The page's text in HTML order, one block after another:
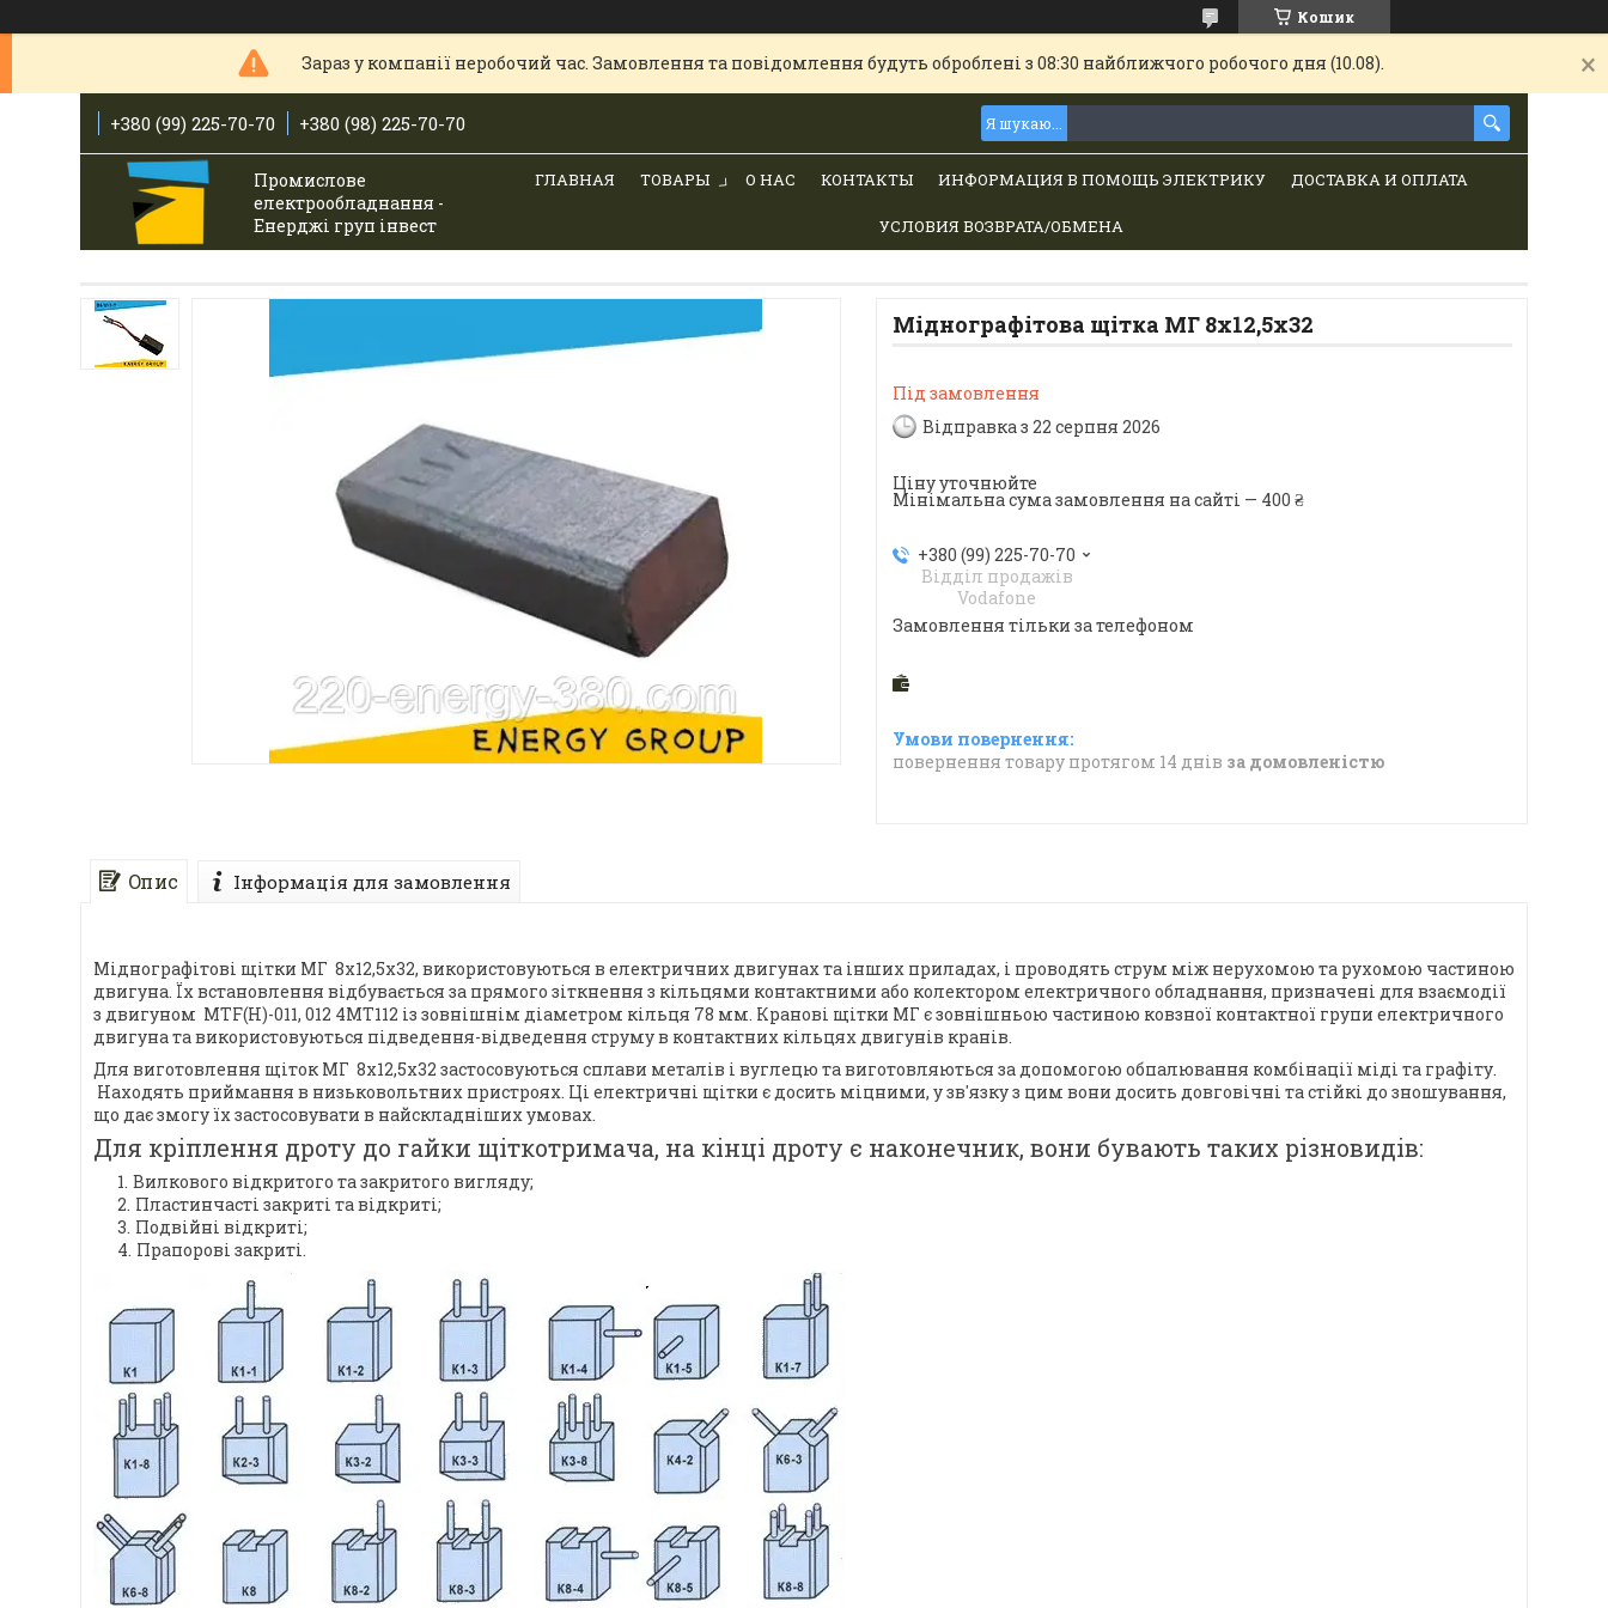
Кошик
Зараз у компанії неробочий час. Замовлення та повідомлення будуть оброблені з 08:30 найближчого робочого дня (10.08).
+380 (99) 225-70-70 +380 (98) 225-70-70
Промислове
електрообладнання -
Енерджі груп інвест
ГЛАВНАЯ ТОВАРЫ О НАС КОНТАКТЫ ИНФОРМАЦИЯ В ПОМОЩЬ ЭЛЕКТРИКУ ДОСТАВКА И ОПЛАТА
УСЛОВИЯ ВОЗВРАТА/ОБМЕНА
Міднографітова щітка МГ 8х12,5х32
Під замовлення
Відправка з 22 серпня 2026
Ціну уточнюйте
Мінімальна сума замовлення на сайті — 400 ₴
+380 (99) 225-70-70
Відділ продажів
Vodafone
Замовлення тільки за телефоном
повернення товару протягом 14 днів за домовленістю
Опис Інформація для замовлення
Міднографітові щітки МГ 8х12,5х32, використовуються в електричних двигунах та інших приладах, і проводять струм між нерухомою та рухомою частиною
двигуна. Їх встановлення відбувається за прямого зіткнення з кільцями контактними або колектором електричного обладнання, призначені для взаємодії
з двигуном МТF(Н)-011, 012 4МТ112 із зовнішнім діаметром кільця 78 мм. Кранові щітки МГ є зовнішньою частиною ковзної контактної групи електричного
двигуна та використовуються підведення-відведення струму в контактних кільцях двигунів кранів.
Для виготовлення щіток МГ 8х12,5х32 застосовуються сплави металів і вуглецю та виготовляються за допомогою обпалювання комбінації міді та графіту.
Находять приймання в низьковольтних пристроях. Ці електричні щітки є досить міцними, у зв'язку з цим вони досить довговічні та стійкі до зношування,
що дає змогу їх застосовувати в найскладніших умовах.
Для кріплення дроту до гайки щіткотримача, на кінці дроту є наконечник, вони бувають таких різновидів:
Вилкового відкритого та закритого вигляду;
Пластинчасті закриті та відкриті;
Подвійні відкриті;
Прапорові закриті.